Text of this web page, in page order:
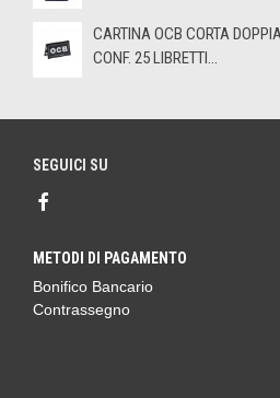
CARTINA OCB CORTA
CONF. 25 LIBRETTI...
SEGUICI SU
METODI DI PAGAMENTO
Bonifico Bancario
Contrassegno